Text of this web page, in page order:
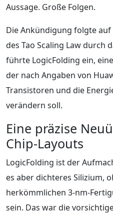
Aussage. Große Folgen.
Die Ankündigung folgte
des Tao Scaling Law durch
führte LogicFolding ein,
der nach Angaben von
Transistoren und die
verändern soll.
Eine präzise
Chip-Layouts
LogicFolding ist der
es aber dichteres Silizium,
herkömmlichen 3-nm-
sein. Das war die